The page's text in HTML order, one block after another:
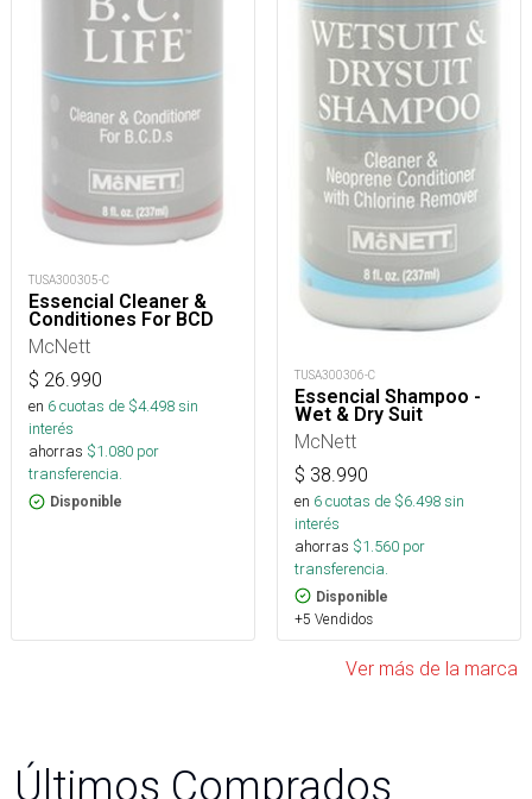
TUSA300305-C
Essencial Cleaner &
Conditiones For BCD
McNett
$ 26.990
en 6cuotas de $4.498sin
interés
ahorras $1.080 por
transferencia.
Disponible
TUSA300306-C
Essencial Shampoo -
Wet & Dry Suit
McNett
$ 38.990
en 6cuotas de $6.498sin
interés
ahorras $1.560 por
transferencia.
Disponible
+5 Vendidos
Ver más de la marca
Últimos Comprados